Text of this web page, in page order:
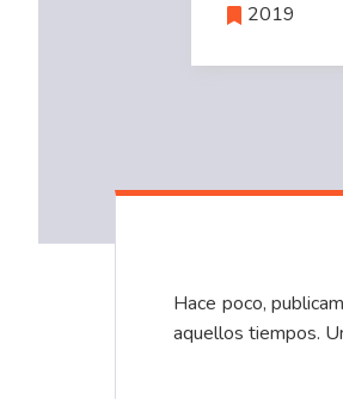
2019
Hace poco,
aquellos tiempos.